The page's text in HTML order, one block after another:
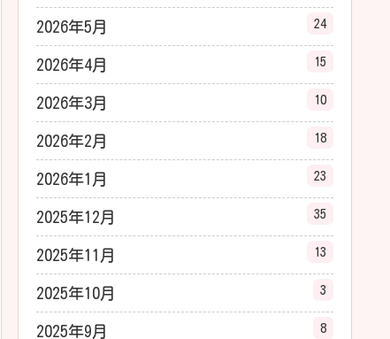
2026年5月 24
2026年4月 15
2026年3月 10
2026年2月 18
2026年1月 23
2025年12月 35
2025年11月 13
2025年10月 3
2025年9月 8